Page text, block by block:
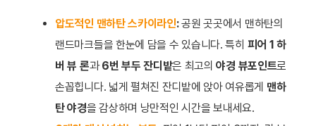
압도적인 맨하탄 스카이라인:공원 곳곳에서 맨하탄의
랜드마크들을 한눈에 담을 수 있습니다. 특히 피어 1 하
버 뷰 론과6번 부두 잔디밭은 최고의야경 뷰포인트로
손꼽힙니다. 넓게 펼쳐진 잔디밭에 앉아 여유롭게 맨하
탄 야경을 감상하며 낭만적인 시간을 보내세요.